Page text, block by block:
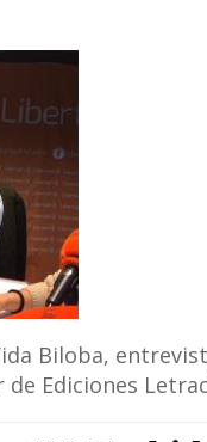
Biloba,
de Ediciones